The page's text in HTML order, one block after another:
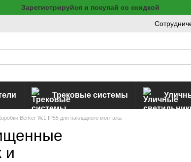
Зарегистрируйся и покупай со скидкой
Трековые системы
Berker W.1 IP55 для накладного монтажа
и